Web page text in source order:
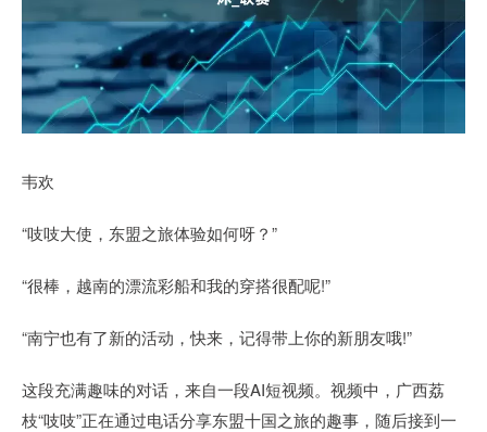
韦欢
“吱吱大使，东盟之旅体验如何呀？”
“很棒，越南的漂流彩船和我的穿搭很配呢!”
“南宁也有了新的活动，快来，记得带上你的新朋友哦!”
这段充满趣味的对话，来自一段AI短视频。视频中，广西荔
枝“吱吱”正在通过电话分享东盟十国之旅的趣事，随后接到一